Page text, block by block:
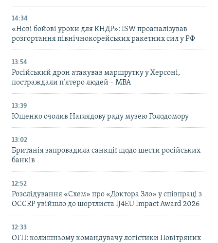
14:34
«Нові бойові уроки для КНДР»: ISW проаналізував
розгортання північнокорейських ракетних сил у РФ
13:54
Російський дрон атакував маршрутку у Херсоні,
постраждали п’ятеро людей – МВА
13:39
Ющенко очолив Наглядову раду музею Голодомору
13:02
Британія запровадила санкції щодо шести російських
банків
12:52
Розслідування «Схем» про «Доктора Зло» у співпраці з
OCCRP увійшло до шортлиста IJ4EU Impact Award 2026
12:33
ОГП: колишньому командувачу логістики Повітряних